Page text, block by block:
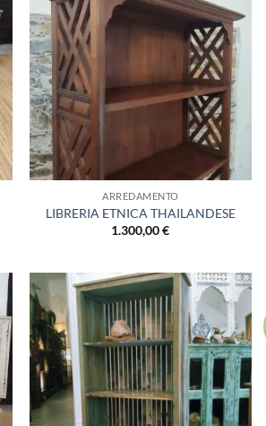
Aggiungi
alla lista
dei
desideri
ARREDAMENTO
LIBRERIA ETNICA THAILANDESE
1.300,00€
Aggiungi
alla lista
dei
desideri